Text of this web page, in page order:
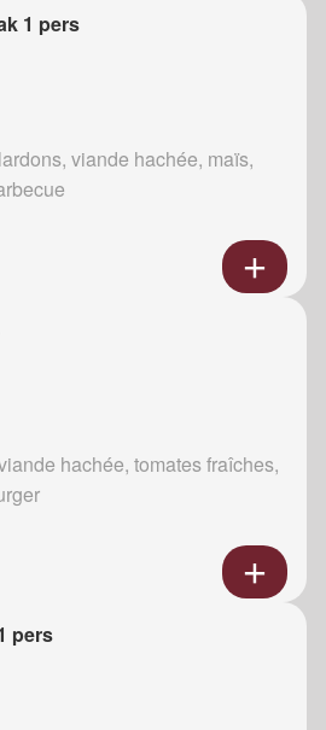
1 pers
viande hachée, maïs,
hachée, tomates fraîches,
pers